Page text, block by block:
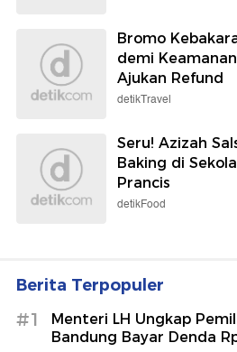
Bromo
demi
Ajukan Refund
detikTravel
Seru! Azizah
Baking di
Prancis
detikFood
Berita Terpopuler
#1
Menteri LH Ungkap
Bandung Bayar Denda